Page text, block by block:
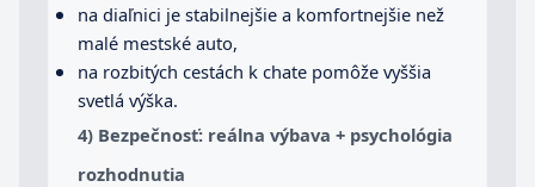
na diaľnici je stabilnejšie a komfortnejšie než
malé mestské auto,
na rozbitých cestách k chate pomôže vyššia
svetlá výška.
4) Bezpečnosť: reálna výbava + psychológia
rozhodnutia